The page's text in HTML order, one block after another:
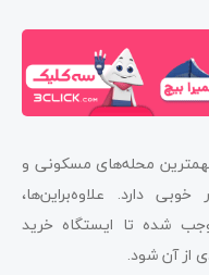
مهمترین محله‌های مسکونی و
دارد. علاوه‌براین‌ها،
شده تا ایستگاه خرید
از آن شود.